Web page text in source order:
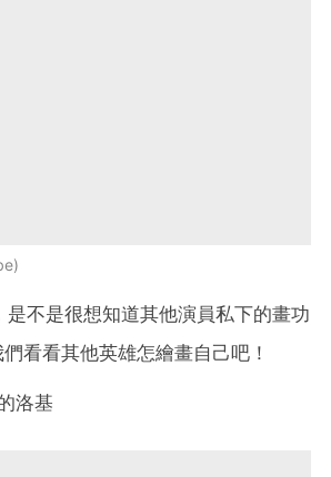
不是很想知道其他演員私下的畫功
看看其他英雄怎繪畫自己吧！
洛基